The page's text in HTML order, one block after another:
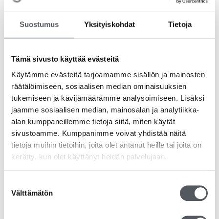
Suostumus Yksityiskohdat Tietoja
Tämä sivusto käyttää evästeitä
Käytämme evästeitä tarjoamamme sisällön ja mainosten
räätälöimiseen, sosiaalisen median ominaisuuksien
tukemiseen ja kävijämäärämme analysoimiseen. Lisäksi
jaamme sosiaalisen median, mainosalan ja analytiikka-
alan kumppaneillemme tietoja siitä, miten käytät
sivustoamme. Kumppanimme voivat yhdistää näitä
tietoja muihin tietoihin, joita olet antanut heille tai joita on
kerätty, kun olet käyttänyt heidän palvelujaan.
valinta
Välttämätön
Katrin Vaahtosaippua Clean 1000ml
11,50€ 9,16€(alv 0%)
Lisää ostoskoriin